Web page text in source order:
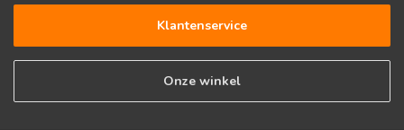
Klantenservice
Onze winkel